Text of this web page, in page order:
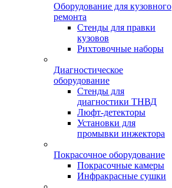
Оборудование для кузовного
ремонта
Стенды для правки
кузовов
Рихтовочные наборы
Диагностическое
оборудование
Стенды для
диагностики ТНВД
Люфт-детекторы
Установки для
промывки инжектора
Покрасочное оборудование
Покрасочные камеры
Инфракрасные сушки